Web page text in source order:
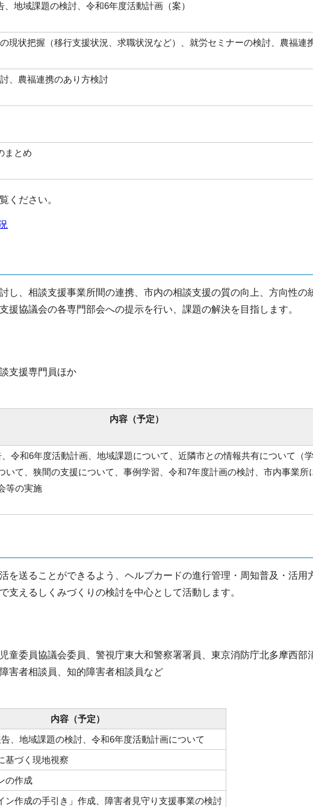
、地域課題の検討、令和6年度活動計画（案）
現状把握（移行支援状況、求職状況など）、就労セミナーの検討、農福連
、農福連携のあり方検討
まとめ
ください。
し、相談支援事業所間の連携、市内の相談支援の質の向上、方向性の
援協議会の各専門部会への提示を行い、課題の解決を目指します。
支援専門員ほか
内容（予定）
令和6年度活動計画、地域課題について、近隣市との情報共有について（
いて、狭間の支援について、事例学習、令和7年度計画の検討、市内事業所
等の実施
を送ることができるよう、ヘルプカードの進行管理・周知普及・活用
支えるしくみづくりの検討を中心として活動します。
童委員協議会委員、警視庁東大和警察署署員、東京消防庁北多摩西部
害者相談員、知的障害者相談員など
内容（予定）
、地域課題の検討、令和6年度活動計画について
基づく現地視察
の作成
ン作成の手引き」作成、障害者見守り支援事業の検討